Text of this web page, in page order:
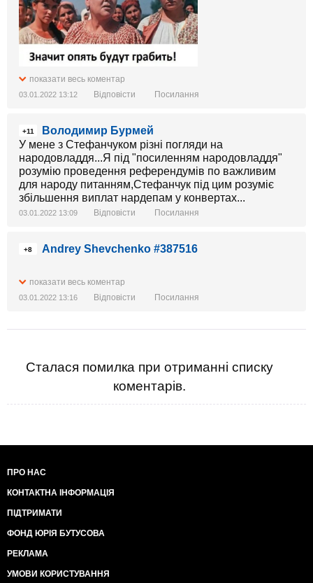
показати весь коментар
03.01.2022 13:12 Відповісти Посилання
+11
Володимир Бурмей
У мене з Стефанчуком різні погляди на
народовладдя...Я під "посиленням народовладдя"
розумію проведення референдумів по важливим
для народу питанням,Стефанчук під цим розуміє
збільшення виплат нардепам у конвертах...
03.01.2022 13:09 Відповісти Посилання
+8 Andrey Shevchenko #387516
показати весь коментар
03.01.2022 13:16 Відповісти Посилання
Сталася помилка при отриманні списку
коментарів.
ПРО НАС
КОНТАКТНА ІНФОРМАЦІЯ
ПІДТРИМАТИ
ФОНД ЮРІЯ БУТУСОВА
РЕКЛАМА
УМОВИ КОРИСТУВАННЯ